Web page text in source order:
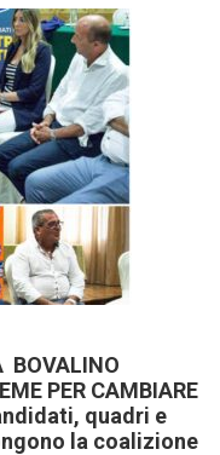
BOVALINO
PER CAMBIARE
quadri e
la coalizione